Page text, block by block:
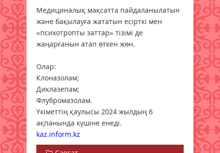
Медициналық мақсатта пайдаланылатын
және бақылауға жататын есірткі мен
«психотропты заттар» тізімі де
жаңарғанын атап өткен жөн.
Олар:
Клоназолам;
Диклазепам;
Флубромазолам.
Үкіметтің қаулысы 2024 жылдың 6
ақпанында күшіне енеді.
kaz.inform.kz